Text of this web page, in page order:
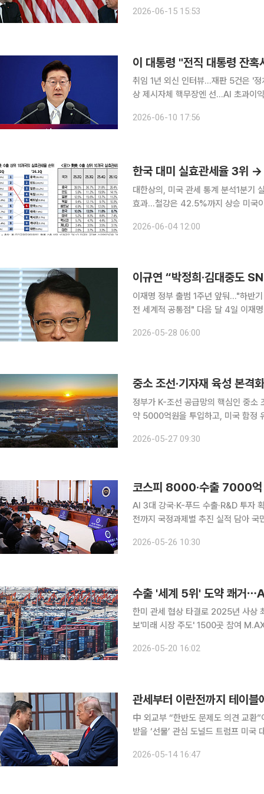
2026-06-15 15:53
이 대통령 "전직 대통령 잔
취임 1년 외신 인터뷰…재판 5건은 '
상 제시자체 핵무장엔 선…AI 초과이익은 기본소득식 환
을 내놨다. 취임 1년을 맞아 자신의 거
2026-06-10 17:56
한국 대미 실효관세율 3위
대한상의, 미국 관세 통계 분석1분기
효과…철강은 42.5%까지 상승 미국이 주요 교역국을 대상으로 고율 관세 정책을 시행한 지 1년이
담은 완화됐지만 철강 부문은 오히려
2026-06-04 12:00
이규연 “박정희·김대중도
이재명 정부 출범 1주년 앞둬…"하반
전 세계적 공통점" 다음 달 4일 이재명 정부가 출범 1년을 맞는다. 인수위원회 없이 출범한 이 정부
돌파와 역대 최대 외국인 관광객 유치
2026-05-28 06:00
중소 조선·기자재 육성 본
정부가 K-조선 공급망의 핵심인 중소
약 5000억원을 투입하고, 미국 함정 유지
시찰하고, 중소조선 및 기자재 업계와
2026-05-27 09:30
코스피 8000·수출 7000억
AI 3대 강국·K-푸드 수출·R&D 투자
전까지 국정과제별 추진 실적 담아 국민주권정부가 출범 1주년을 맞아 26일 1년간의 국정 성과와
달러 달성, AI 3대 강국 도약 등을 대
2026-05-26 10:30
수출 '세계 5위' 도약 쾌거
한미 관세 협상 타결로 2025년 사상
보'미래 시장 주도' 1500곳 참여 M.AX 얼라이언스 가동 이재명
확실성 속에서도 사상 최대인 수출
2026-05-20 16:02
관세부터 이란전까지 테이블
中 외교부 “한반도 문제도 의견 교환
받을 ‘선물’ 관심 도널드 트럼프 미국
이블에 올랐을 것으로 관측된다. 미국
2026-05-14 16:47